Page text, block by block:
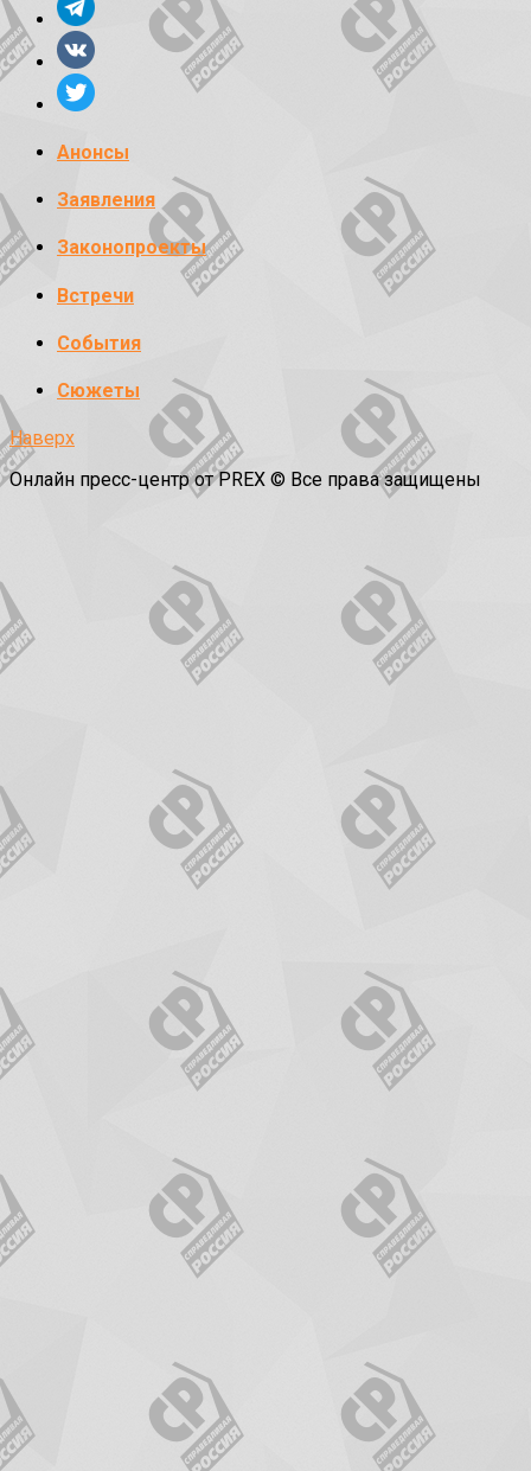
Анонсы
Заявления
Законопроекты
Встречи
События
Сюжеты
Наверх
Онлайн пресс-центр от PREX © Все права защищены